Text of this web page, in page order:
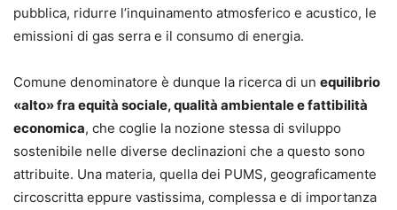
pubblica, ridurre l’inquinamento atmosferico e acustico, le
emissioni di gas serra e il consumo di energia.
Comune denominatore è dunque la ricerca di un equilibrio
«alto» fra equità sociale, qualità ambientale e fattibilità
economica, che coglie la nozione stessa di sviluppo
sostenibile nelle diverse declinazioni che a questo sono
attribuite. Una materia, quella dei PUMS, geograficamente
circoscritta eppure vastissima, complessa e di importanza